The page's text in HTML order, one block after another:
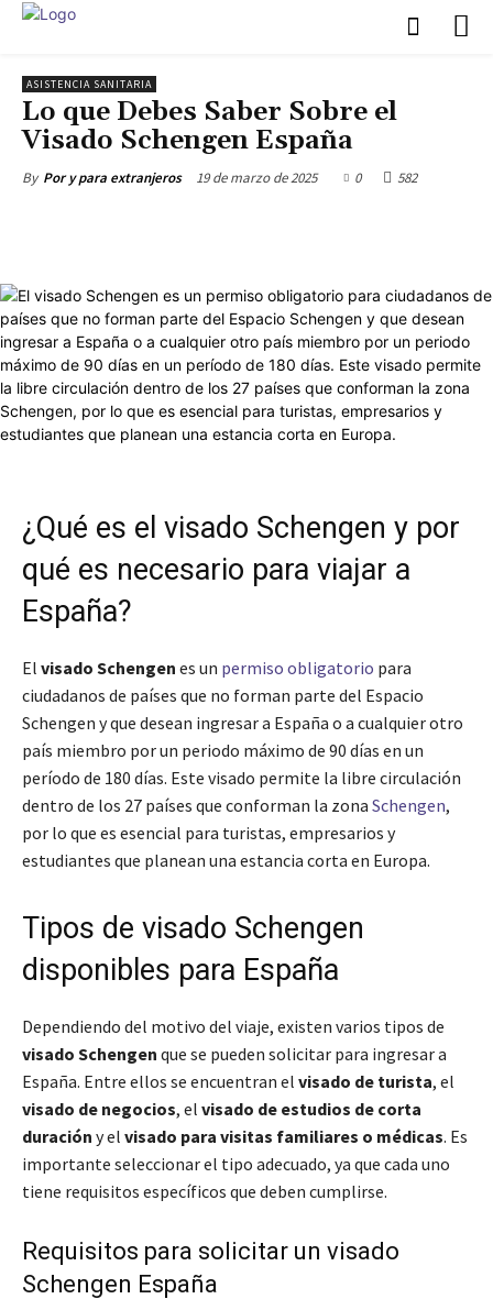
ASISTENCIA SANITARIA
Lo que Debes Saber Sobre el
Visado Schengen España
By Por y para extranjeros 19 de marzo de 2025 0 582
¿Qué es el visado Schengen y por
qué es necesario para viajar a
España?
El visado Schengen es un permiso obligatorio para
ciudadanos de países que no forman parte del Espacio
Schengen y que desean ingresar a España o a cualquier otro
país miembro por un periodo máximo de 90 días en un
período de 180 días. Este visado permite la libre circulación
dentro de los 27 países que conforman la zona Schengen,
por lo que es esencial para turistas, empresarios y
estudiantes que planean una estancia corta en Europa.
Tipos de visado Schengen
disponibles para España
Dependiendo del motivo del viaje, existen varios tipos de
visado Schengen que se pueden solicitar para ingresar a
España. Entre ellos se encuentran el visado de turista, el
visado de negocios, el visado de estudios de corta
duración y el visado para visitas familiares o médicas. Es
importante seleccionar el tipo adecuado, ya que cada uno
tiene requisitos específicos que deben cumplirse.
Requisitos para solicitar un visado
Schengen España